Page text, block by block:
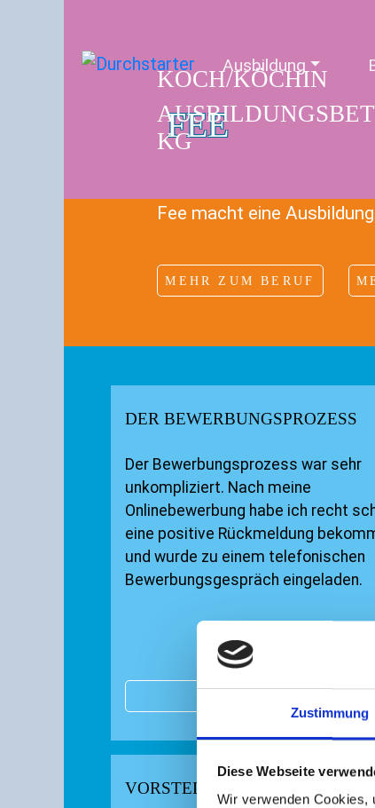
Zustimmung
Diese Webseite
Wir verwenden Cookies,
Ausbildung
FEE
KOCH/KÖCHIN
KG
Fee macht eine
MEHR ZUM BERUF
DER BEWERBUNGSPROZESS
Der Bewerbungsprozess war sehr
unkompliziert. Nach meine
Onlinebewerbung habe ich recht
eine positive Rückmeldung
und wurde zu einem telefonischen
Bewerbungsgespräch eingeladen.
VORSTELLUNG FEE